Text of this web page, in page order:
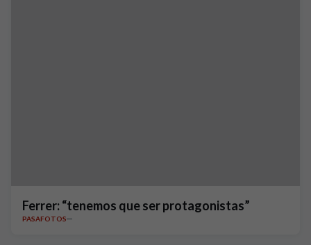
Ferrer: “tenemos que ser protagonistas”
PASAFOTOS